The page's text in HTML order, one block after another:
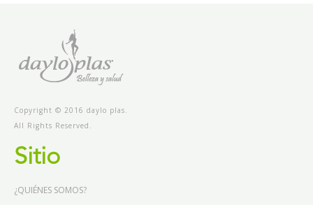
Copyright © 2016 daylo plas.
All Rights Reserved.
Sitio
¿QUIÉNES SOMOS?